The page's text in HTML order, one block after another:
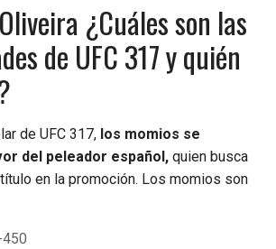
¿Cuáles son las
de UFC 317 y quién
de UFC 317, los momios se
del peleador español, quien busca
en la promoción. Los momios son